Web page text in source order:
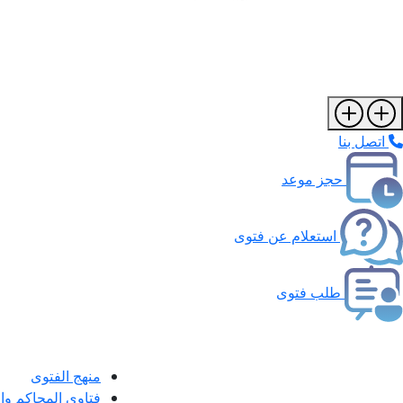
اتصل بنا
حجز موعد
استعلام عن فتوى
طلب فتوى
منهج الفتوى
فتاوى المحاكم